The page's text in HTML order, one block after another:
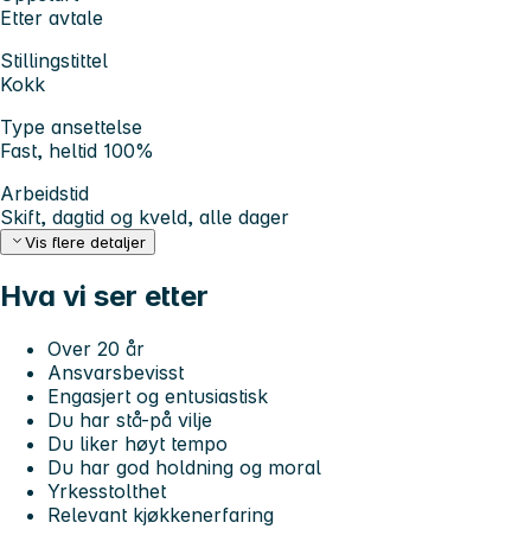
Etter avtale
Stillingstittel
Kokk
Type ansettelse
Fast, heltid 100%
Arbeidstid
Skift, dagtid og kveld, alle dager
Vis flere detaljer
Hva vi ser etter
Over 20 år
Ansvarsbevisst
Engasjert og entusiastisk
Du har stå-på vilje
Du liker høyt tempo
Du har god holdning og moral
Yrkesstolthet
Relevant kjøkkenerfaring